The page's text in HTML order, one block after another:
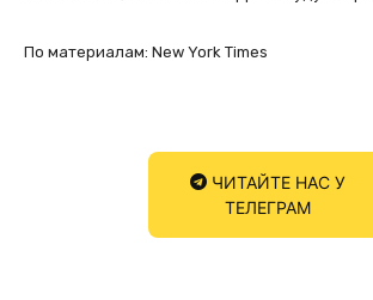
По материалам: New York Times
ЧИТАЙТЕ НАС У
ТЕЛЕГРАМ